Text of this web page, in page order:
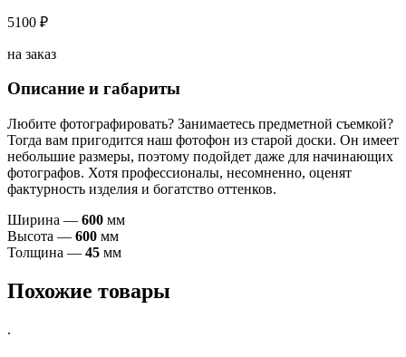
5100 ₽
на заказ
Описание и габариты
Любите фотографировать? Занимаетесь предметной съемкой?
Тогда вам пригодится наш фотофон из старой доски. Он имеет
небольшие размеры, поэтому подойдет даже для начинающих
фотографов. Хотя профессионалы, несомненно, оценят
фактурность изделия и богатство оттенков.
Ширина — 600 мм
Высота — 600 мм
Толщина — 45 мм
Похожие товары
.